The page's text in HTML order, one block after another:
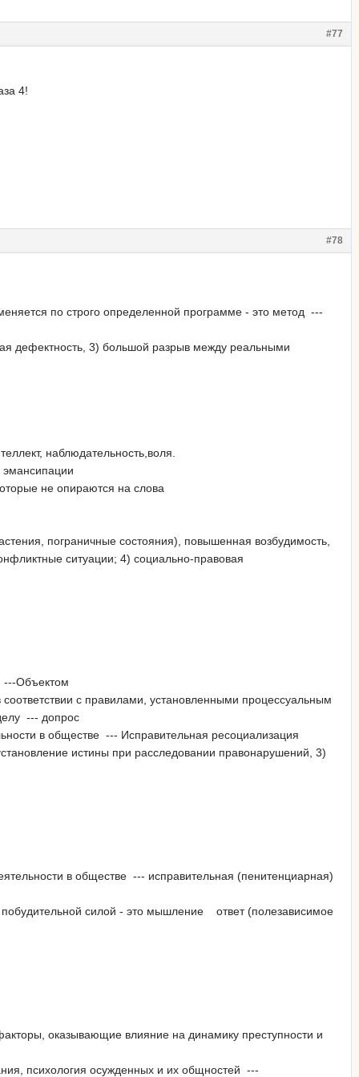
#77
4!
#78
по строго определенной программе - это метод ---
де­фектность, 3) большой разрыв между реальными
наблюдательность,воля.
эмансипации
не опираются на слова
пограничные состояния), повышенная возбудимость,
ситуации; 4) социально-правовая
---Объектом
с правилами, установленными процессуальным
--- допрос
в обществе --- Исправительная ресоциализация
истины при расследовании правонарушений, 3)
в обществе --- исправительная (пенитенциарная)
силой - это мышление ответ (полезависимое
оказывающие влияние на динамику преступности и
психология осужденных и их общностей ---